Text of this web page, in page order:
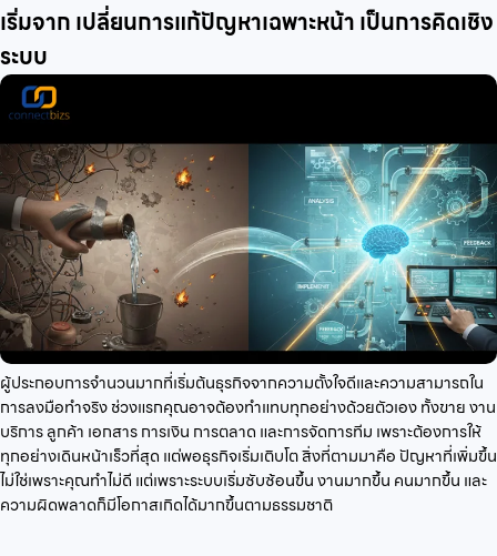
เริ่มจาก เปลี่ยนการแก้ปัญหาเฉพาะหน้า เป็นการคิดเชิง
ระบบ
ผู้ประกอบการจำนวนมากที่เริ่มต้นธุรกิจจากความตั้งใจดีและความสามารถใน
การลงมือทำจริง ช่วงแรกคุณอาจต้องทำแทบทุกอย่างด้วยตัวเอง ทั้งขาย งาน
บริการ ลูกค้า เอกสาร การเงิน การตลาด และการจัดการทีม เพราะต้องการให้
ทุกอย่างเดินหน้าเร็วที่สุด แต่พอธุรกิจเริ่มเติบโต สิ่งที่ตามมาคือ ปัญหาที่เพิ่มขึ้น
ไม่ใช่เพราะคุณทำไม่ดี แต่เพราะระบบเริ่มซับซ้อนขึ้น งานมากขึ้น คนมากขึ้น และ
ความผิดพลาดก็มีโอกาสเกิดได้มากขึ้นตามธรรมชาติ